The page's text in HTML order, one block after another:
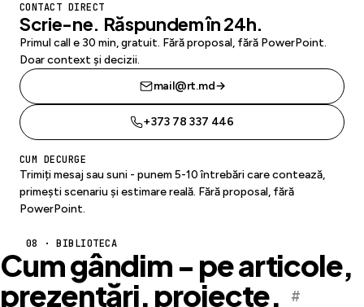
CONTACT DIRECT
Scrie-ne. Răspundem în 24h.
Primul call e 30 min, gratuit. Fără proposal, fără PowerPoint.
Doar context și decizii.
mail@rt.md→
+373 78 337 446
CUM DECURGE
Trimiți mesaj sau suni - punem 5-10 întrebări care contează,
primești scenariu și estimare reală. Fără proposal, fără
PowerPoint.
08 · BIBLIOTECA
Cum gândim - pe articole,
prezentări, proiecte.
#